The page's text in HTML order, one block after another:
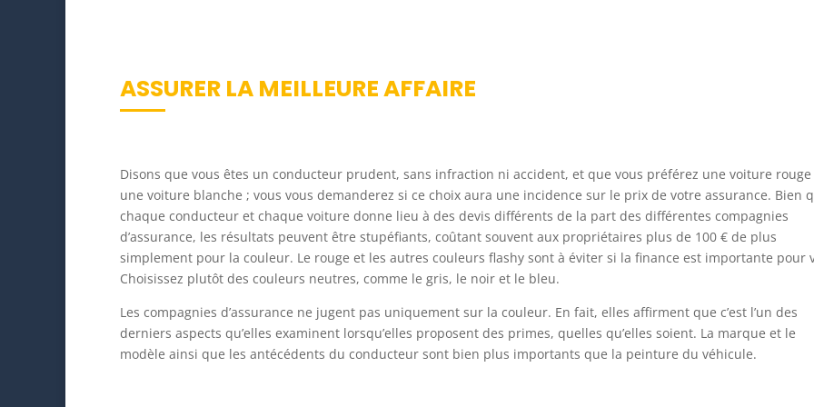
ASSURER LA MEILLEURE AFFAIRE
Disons que vous êtes un conducteur prudent, sans infraction ni accident, et que vous préférez une voiture rouge
une voiture blanche ; vous vous demanderez si ce choix aura une incidence sur le prix de votre assurance. Bien
chaque conducteur et chaque voiture donne lieu à des devis différents de la part des différentes compagnies
d’assurance, les résultats peuvent être stupéfiants, coûtant souvent aux propriétaires plus de 100 € de plus
simplement pour la couleur. Le rouge et les autres couleurs flashy sont à éviter si la finance est importante pour
Choisissez plutôt des couleurs neutres, comme le gris, le noir et le bleu.
Les compagnies d’assurance ne jugent pas uniquement sur la couleur. En fait, elles affirment que c’est l’un des
derniers aspects qu’elles examinent lorsqu’elles proposent des primes, quelles qu’elles soient. La marque et le
modèle ainsi que les antécédents du conducteur sont bien plus importants que la peinture du véhicule.